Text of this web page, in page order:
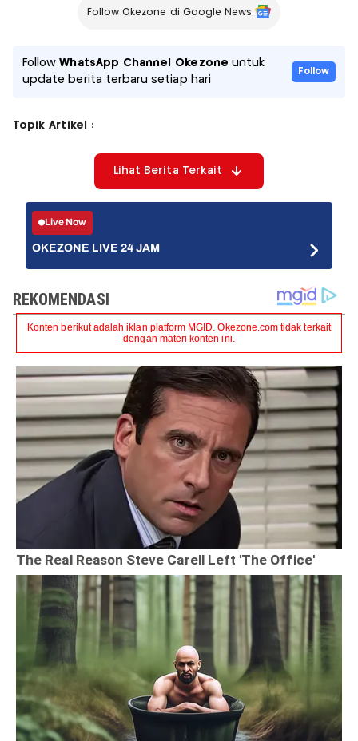
Follow Okezone di Google News
FollowWhatsApp Channel Okezone untuk
update berita terbaru setiap hari
Follow
Topik Artikel :
Lihat Berita Terkait
Live Now
OKEZONE LIVE 24 JAM